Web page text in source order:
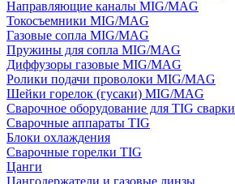
Направляющие каналы MIG/MAG
Токосъемники MIG/MAG
Газовые сопла MIG/MAG
Пружины для сопла MIG/MAG
Диффузоры газовые MIG/MAG
Ролики подачи проволоки MIG/MAG
Шейки горелок (гусаки) MIG/MAG
Сварочное оборудование для TIG сварки
Сварочные аппараты TIG
Блоки охлаждения
Сварочные горелки TIG
Цанги
Цангодержатели и газовые линзы